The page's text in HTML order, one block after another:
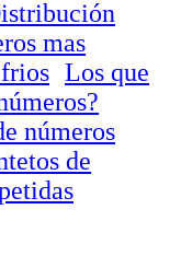
mas
Los que
números
de